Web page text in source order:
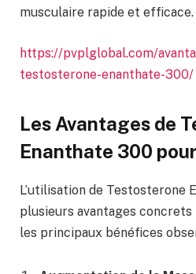
musculaire rapide et efficace.
https://pvplglobal.com/
testosterone-enanthate-300/
Les Avantages de
Enanthate 300
L’utilisation de Testosterone
plusieurs avantages
les principaux bénéfices